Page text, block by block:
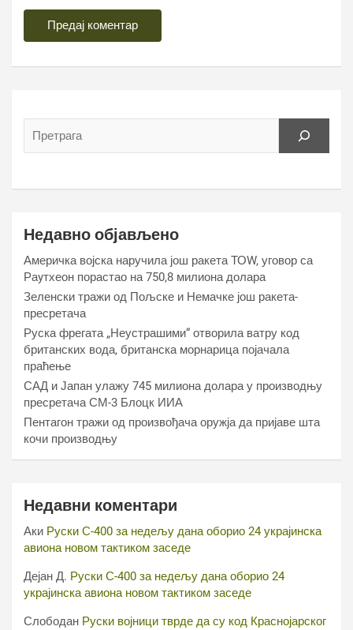
Недавно објављено
Америчка војска наручила још ракета ТОW, уговор са
Раyтхеон порастао на 750,8 милиона долара
Зеленски тражи од Пољске и Немачке још ракета-
пресретача
Руска фрегата „Неустрашими“ отворила ватру код
британских вода, британска морнарица појачала
праћење
САД и Јапан улажу 745 милиона долара у производњу
пресретача СМ-3 Блоцк ИИА
Пентагон тражи од произвођача оружја да пријаве шта
кочи производњу
Недавни коментари
Аки Руски С-400 за недељу дана оборио 24 украјинска
авиона новом тактиком заседе
Дејан Д. Руски С-400 за недељу дана оборио 24
украјинска авиона новом тактиком заседе
Слободан Руски војници тврде да су код Краснојарског